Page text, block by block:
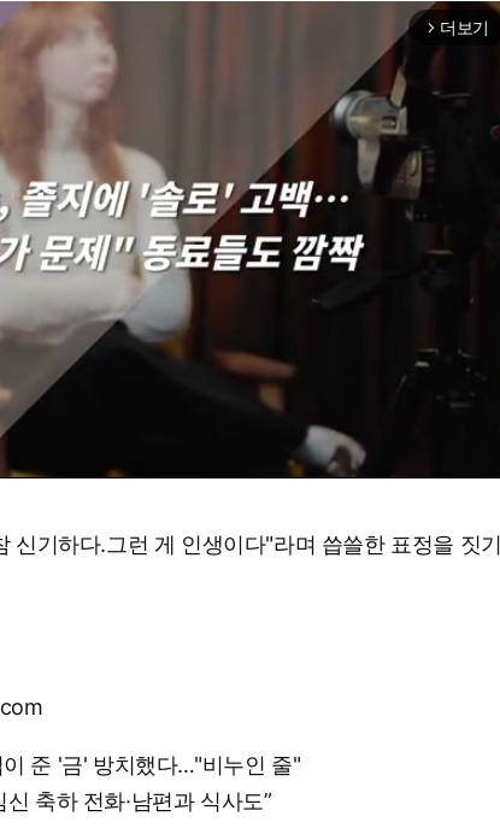
arrow_forward_ios 더보기
신기하다.그런 게 인생이다"라며 씁쓸한 표정을 짓기
이 준 '금' 방치했다…"비누인 줄"
축하 전화·남편과 식사도”